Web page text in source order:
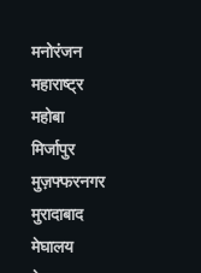
मनोरंजन
महाराष्ट्र
महोबा
मिर्जापुर
मुज़फ्फरनगर
मुरादाबाद
मेघालय